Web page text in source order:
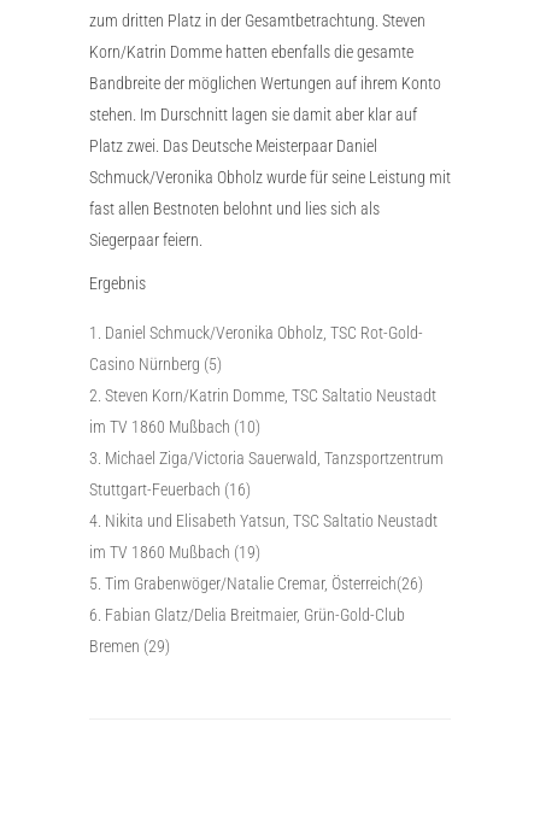
zum dritten Platz in der Gesamtbetrachtung. Steven
Korn/Katrin Domme hatten ebenfalls die gesamte
Bandbreite der möglichen Wertungen auf ihrem Konto
stehen. Im Durschnitt lagen sie damit aber klar auf
Platz zwei. Das Deutsche Meisterpaar Daniel
Schmuck/Veronika Obholz wurde für seine Leistung mit
fast allen Bestnoten belohnt und lies sich als
Siegerpaar feiern.
Ergebnis
Daniel Schmuck/Veronika Obholz, TSC Rot-Gold-
Casino Nürnberg (5)
Steven Korn/Katrin Domme, TSC Saltatio Neustadt
im TV 1860 Mußbach (10)
Michael Ziga/Victoria Sauerwald, Tanzsportzentrum
Stuttgart-Feuerbach (16)
Nikita und Elisabeth Yatsun, TSC Saltatio Neustadt
im TV 1860 Mußbach (19)
Tim Grabenwöger/Natalie Cremar, Österreich(26)
Fabian Glatz/Delia Breitmaier, Grün-Gold-Club
Bremen (29)